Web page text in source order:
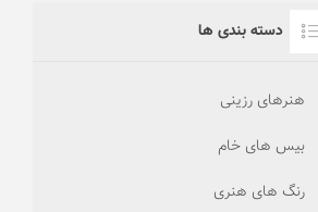
دسته بندی ها
هنرهای رزینی
بیس های خام
رنگ های هنری